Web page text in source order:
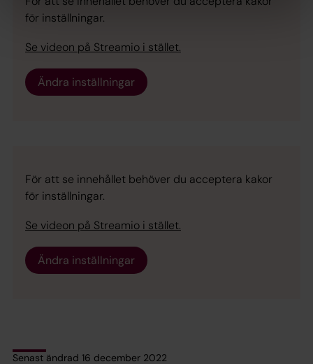
för inställningar.
Se videon på Streamio i stället.
Ändra inställningar
För att se innehållet behöver du acceptera kakor
för inställningar.
Se videon på Streamio i stället.
Ändra inställningar
Senast ändrad 16 december 2022